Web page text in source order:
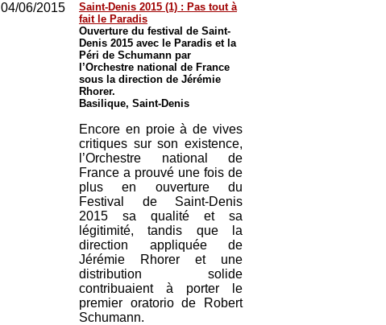
04/06/2015
Saint-Denis 2015 (1) : Pas tout à
fait le Paradis
Ouverture du festival de Saint-
Denis 2015 avec le Paradis et la
Péri de Schumann par
l’Orchestre national de France
sous la direction de Jérémie
Rhorer.
Basilique, Saint-Denis
Encore en proie à de vives
critiques sur son existence,
l’Orchestre national de
France a prouvé une fois de
plus en ouverture du
Festival de Saint-Denis
2015 sa qualité et sa
légitimité, tandis que la
direction appliquée de
Jérémie Rhorer et une
distribution solide
contribuaient à porter le
premier oratorio de Robert
Schumann.